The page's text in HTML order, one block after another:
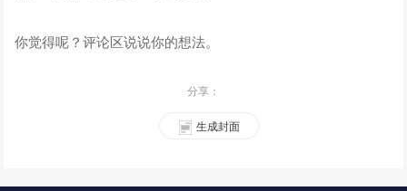
你觉得呢？评论区说说你的想法。
分享：
生成封面